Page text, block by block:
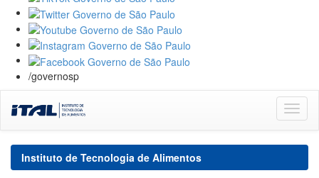
/governosp
navigation
Instituto de Tecnologia de Alimentos